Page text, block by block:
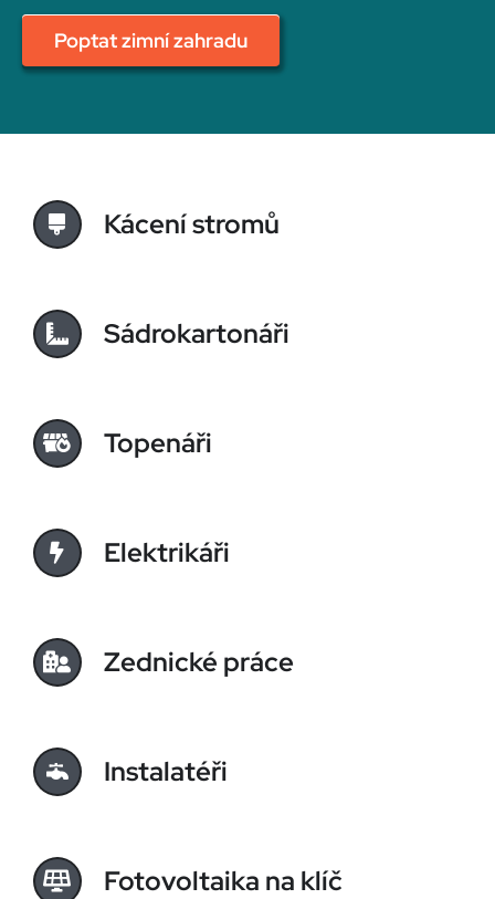
Poptat zimní zahradu
Kácení stromů
Sádrokartonáři
Topenáři
Elektrikáři
Zednické práce
Instalatéři
Fotovoltaika na klíč